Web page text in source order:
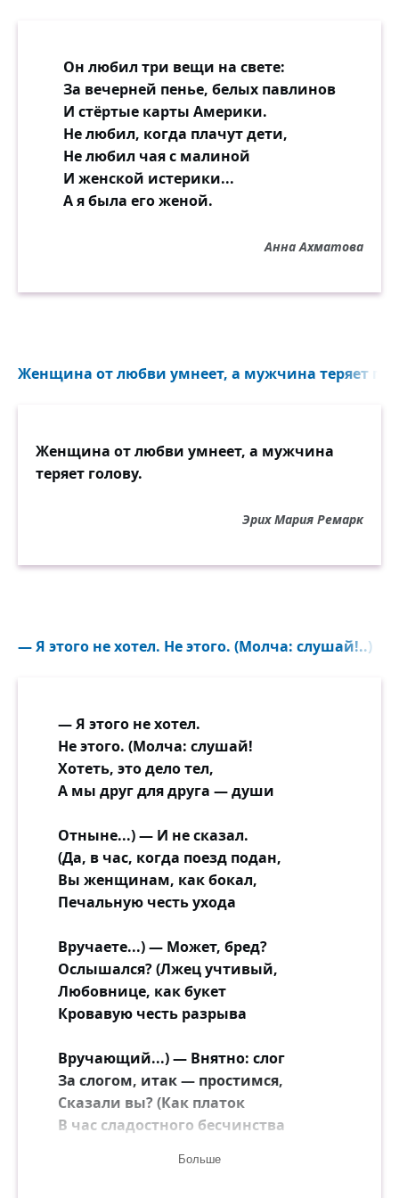
Он любил три вещи на свете:
За вечерней пенье, белых павлинов
И стёртые карты Америки.
Не любил, когда плачут дети,
Не любил чая с малиной
И женской истерики...
А я была его женой.
Анна Ахматова
Женщина от любви умнеет, а мужчина теряет
Женщина от любви умнеет, а мужчина
теряет голову.
Эрих Мария Ремарк
— Я этого не хотел. Не этого. (Молча: слушай!..)
— Я этого не хотел.
Не этого. (Молча: слушай!
Хотеть, это дело тел,
А мы друг для друга — души
Отныне...) — И не сказал.
(Да, в час, когда поезд подан,
Вы женщинам, как бокал,
Печальную честь ухода
Вручаете...) — Может, бред?
Ослышался? (Лжец учтивый,
Любовнице, как букет
Кровавую честь разрыва
Вручающий...) — Внятно: слог
За слогом, итак — простимся,
Сказали вы? (Как платок
В час сладостного бесчинства
Уроненный...) — Битвы сей
Больше